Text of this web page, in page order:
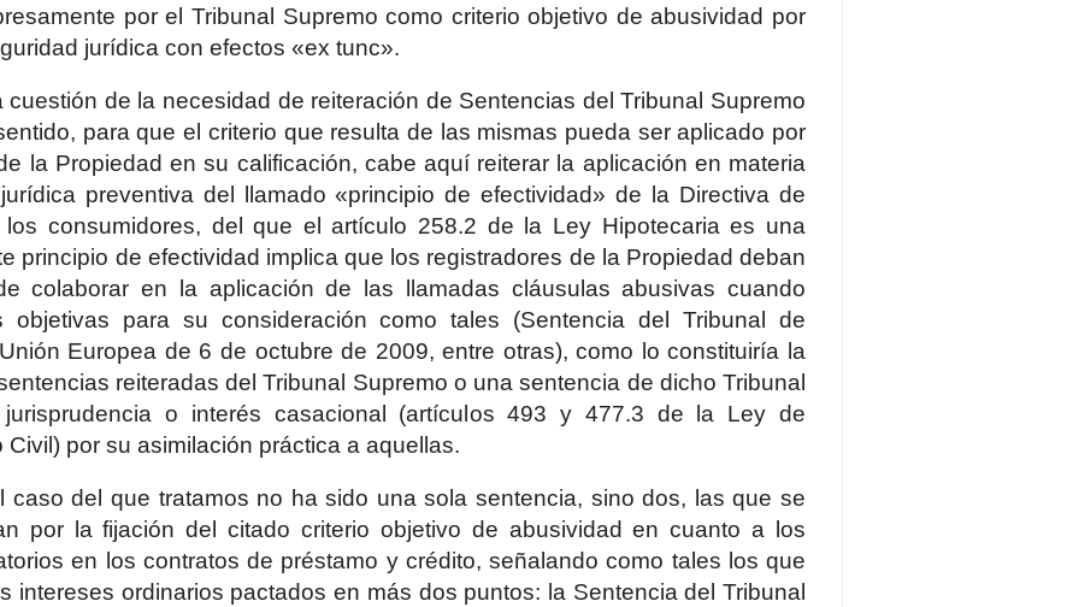
por el Tribunal Supremo como criterio objetivo de abusividad por
jurídica con efectos «ex tunc».
cuestión de la necesidad de reiteración de Sentencias del Tribunal Supremo
para que el criterio que resulta de las mismas pueda ser aplicado por
la Propiedad en su calificación, cabe aquí reiterar la aplicación en materia
preventiva del llamado «principio de efectividad» de la Directiva de
los consumidores, del que el artículo 258.2 de la Ley Hipotecaria es una
principio de efectividad implica que los registradores de la Propiedad deban
colaborar en la aplicación de las llamadas cláusulas abusivas cuando
objetivas para su consideración como tales (Sentencia del Tribunal de
Europea de 6 de octubre de 2009, entre otras), como lo constituiría la
reiteradas del Tribunal Supremo o una sentencia de dicho Tribunal
o interés casacional (artículos 493 y 477.3 de la Ley de
Civil) por su asimilación práctica a aquellas.
caso del que tratamos no ha sido una sola sentencia, sino dos, las que se
por la fijación del citado criterio objetivo de abusividad en cuanto a los
en los contratos de préstamo y crédito, señalando como tales los que
intereses ordinarios pactados en más dos puntos: la Sentencia del Tribunal